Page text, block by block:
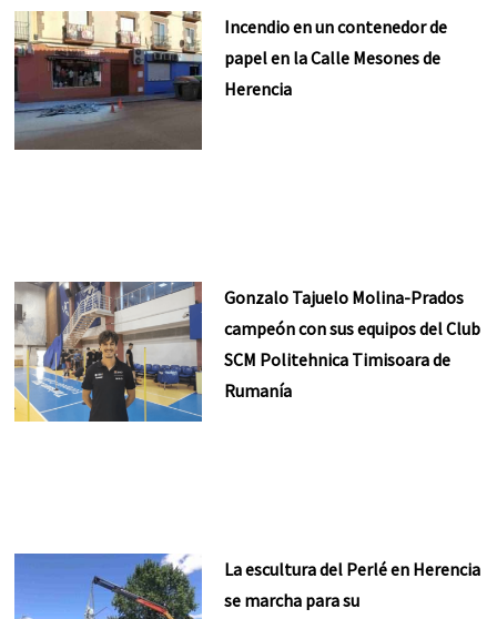
Incendio en un contenedor de
papel en la Calle Mesones de
Herencia
Gonzalo Tajuelo Molina-Prados
campeón con sus equipos del Club
SCM Politehnica Timisoara de
Rumanía
La escultura del Perlé en Herencia
se marcha para su